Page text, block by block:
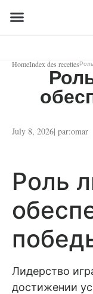
HomeIndex des recettes
July 8, 2026| par:omar
Роль
Лидерство
достижении